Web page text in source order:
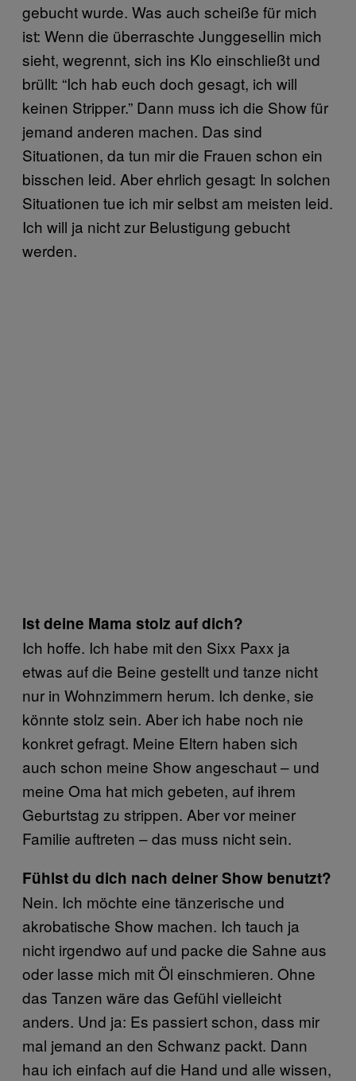
gebucht wurde. Was auch scheiße für mich
ist: Wenn die überraschte Junggesellin mich
sieht, wegrennt, sich ins Klo einschließt und
brüllt: “Ich hab euch doch gesagt, ich will
keinen Stripper.” Dann muss ich die Show für
jemand anderen machen. Das sind
Situationen, da tun mir die Frauen schon ein
bisschen leid. Aber ehrlich gesagt: In solchen
Situationen tue ich mir selbst am meisten leid.
Ich will ja nicht zur Belustigung gebucht
werden.
Ist deine Mama stolz auf dich?
Ich hoffe. Ich habe mit den Sixx Paxx ja
etwas auf die Beine gestellt und tanze nicht
nur in Wohnzimmern herum. Ich denke, sie
könnte stolz sein. Aber ich habe noch nie
konkret gefragt. Meine Eltern haben sich
auch schon meine Show angeschaut – und
meine Oma hat mich gebeten, auf ihrem
Geburtstag zu strippen. Aber vor meiner
Familie auftreten – das muss nicht sein.
Fühlst du dich nach deiner Show benutzt?
Nein. Ich möchte eine tänzerische und
akrobatische Show machen. Ich tauch ja
nicht irgendwo auf und packe die Sahne aus
oder lasse mich mit Öl einschmieren. Ohne
das Tanzen wäre das Gefühl vielleicht
anders. Und ja: Es passiert schon, dass mir
mal jemand an den Schwanz packt. Dann
hau ich einfach auf die Hand und alle wissen,